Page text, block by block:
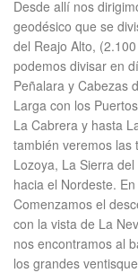
Desde allí nos
geodésico que se
del Reajo Alto,
podemos divisar en
Peñalara y Cabezas
Larga con los
La Cabrera y hasta
también veremos las
Lozoya, La Sierra
hacia el Nordeste.
Comenzamos el
con la vista de La
nos encontramos al
los grandes